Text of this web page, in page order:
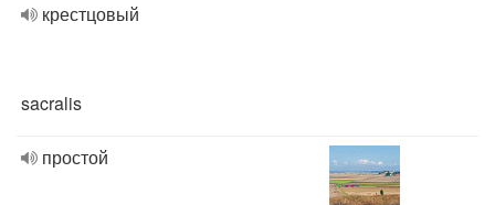
крестцовый
sacralis
простой